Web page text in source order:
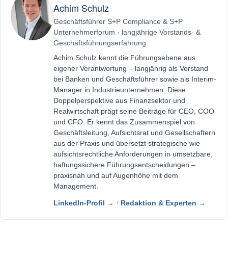
Achim Schulz
Geschäftsführer S+P Compliance & S+P
Unternehmerforum · langjährige Vorstands- &
Geschäftsführungserfahrung
Achim Schulz kennt die Führungsebene aus
eigener Verantwortung – langjährig als Vorstand
bei Banken und Geschäftsführer sowie als Interim-
Manager in Industrieunternehmen. Diese
Doppelperspektive aus Finanzsektor und
Realwirtschaft prägt seine Beiträge für CEO, COO
und CFO. Er kennt das Zusammenspiel von
Geschäftsleitung, Aufsichtsrat und Gesellschaftern
aus der Praxis und übersetzt strategische wie
aufsichtsrechtliche Anforderungen in umsetzbare,
haftungssichere Führungsentscheidungen –
praxisnah und auf Augenhöhe mit dem
Management.
LinkedIn-Profil → · Redaktion & Experten →